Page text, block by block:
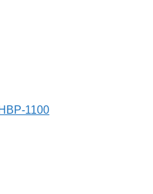
1100